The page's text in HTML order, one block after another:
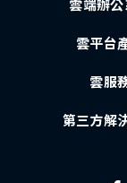
雲端辦
雲平台
雲服
第三方解